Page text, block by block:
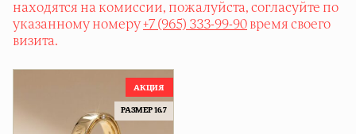
находятся на комиссии, пожалуйста, согласуйте по
указанному номеру+7 (965) 333-99-90 время своего
визита.
РАЗМЕР 16.7